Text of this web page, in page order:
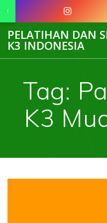
PELATIHAN DAN
K3 INDONESIA
Tag:
K3
↑